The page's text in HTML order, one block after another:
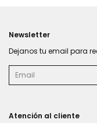
Newsletter
Dejanos tu email para
Atención al cliente